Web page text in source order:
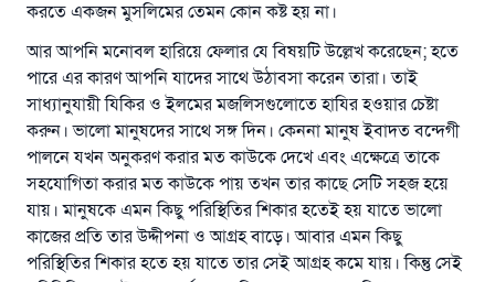
করতে একজন মুসলিমের তেমন কোন কষ্ট হয় না।
আর আপনি মনোবল হারিয়ে ফেলার যে বিষয়টি উল্লেখ করেছেন; হতে
পারে এর কারণ আপনি যাদের সাথে উঠাবসা করেন তারা। তাই
সাধ্যানুযায়ী যিকির ও ইলমের মজলিসগুলোতে হাযির হওয়ার চেষ্টা
করুন। ভালো মানুষদের সাথে সঙ্গ দিন। কেননা মানুষ ইবাদত বন্দেগী
পালনে যখন অনুকরণ করার মত কাউকে দেখে এবং এক্ষেত্রে তাকে
সহযোগিতা করার মত কাউকে পায় তখন তার কাছে সেটি সহজ হয়ে
যায়। মানুষকে এমন কিছু পরিস্থিতির শিকার হতেই হয় যাতে ভালো
কাজের প্রতি তার উদ্দীপনা ও আগ্রহ বাড়ে। আবার এমন কিছু
পরিস্থিতির শিকার হতে হয় যাতে তার সেই আগ্রহ কমে যায়। কিন্তু সেই